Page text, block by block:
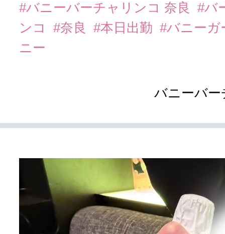
#バニーバーチャリンコ 奈良
#バ
ンコ
#奈良 #本日出勤 #バニー
ニー
バニーバ